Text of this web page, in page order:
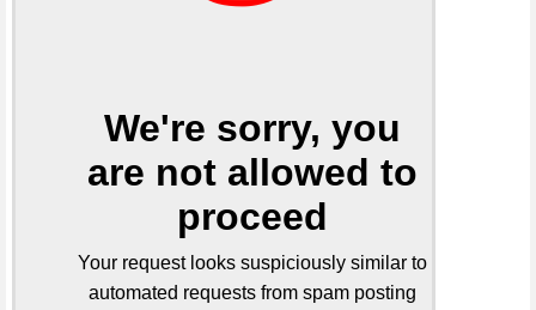
We're sorry, you
are not allowed to
proceed
Your request looks suspiciously similar to
automated requests from spam posting